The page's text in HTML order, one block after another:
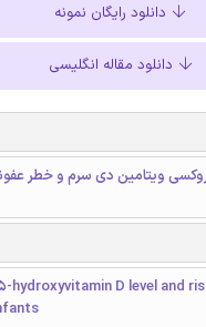
دانلود رایگان نمونه
دانلود مقاله انگلیسی
25 هیدروکسی ویتامین دی سرم و خطر
hydroxyvitamin D level and